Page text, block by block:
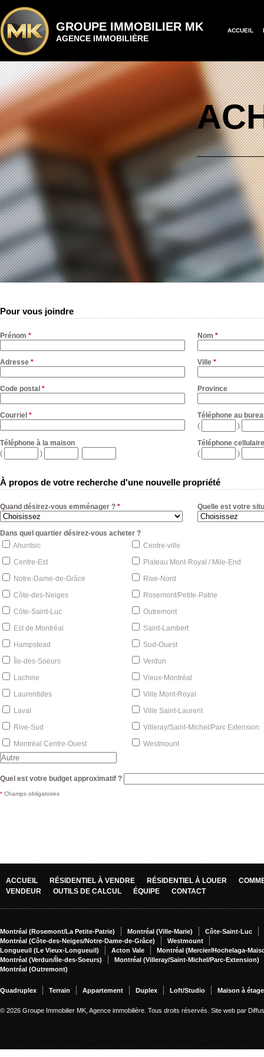
GROUPE IMMOBILIER MK
AGENCE IMMOBILIÈRE
ACCUEIL
Pour vous joindre
Prénom * Nom *
Adresse * Ville *
Code postal * Province
Courriel *
Téléphone au
(
)
Téléphone à la maison
(
)
Téléphone cellulaire
(
)
À propos de votre recherche d'une nouvelle propriété
Quand désirez-vous emménager ? * Quelle est votre
Dans quel quartier désirez-vous acheter ?
Ahuntsic
Centre-ville
Centre-Est
Plateau Mont-Royal / Mile-End
Notre-Dame-de-Grâce
Rive-Nord
Côte-des-Neiges
Rosemont/Petite-Patrie
Côte-Saint-Luc
Outremont
Est de Montréal
Saint-Lambert
Hampstead
Sud-Ouest
Île-des-Soeurs
Verdun
Lachine
Vieux-Montréal
Laurentides
Ville Mont-Royal
Laval
Ville Saint-Laurent
Rive-Sud
Villeray/Saint-Michel/Parc Extension
Montréal Centre-Ouest
Westmount
Quel est votre budget approximatif ?
* Champs obligatoires
ACCUEIL RÉSIDENTIEL À VENDRE RÉSIDENTIEL À LOUER
VENDEUR
OUTILS DE CALCUL ÉQUIPE CONTACT
Montréal (Rosemont/La Petite-Patrie) Montréal (Ville-Marie)
Côte-Saint-Luc
Montréal (Côte-des-Neiges/Notre-Dame-de-Grâce)
Westmount
Longueuil (Le Vieux-Longueuil)
Acton Vale
Montréal (Mercier/Hochelaga-
Montréal (Verdun/Île-des-Soeurs)
Montréal (Villeray/Saint-Michel/Parc-Extension)
Montréal (Outremont)
Quadruplex Terrain Appartement Duplex Loft/Studio Maison à
© 2026 Groupe Immobilier MK, Agence immobilière. Tous droits réservés. Site web par